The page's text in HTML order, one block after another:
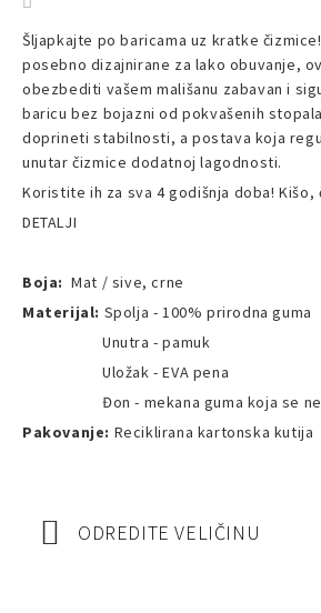
ODREDITE VELIČINU
Šljapkajte po baricama uz kratke
posebno dizajnirane za lako obuvanje,
obezbediti vašem mališanu zabavan i
baricu bez bojazni od pokvašenih
doprineti stabilnosti, a postava koja
unutar čizmice dodatnoj lagodnosti.
Koristite ih za sva 4 godišnja doba! Kišo,
DETALJI
Boja:Mat / sive, crne
Materijal: Spolja - 100% prirodna guma
Unutra - pamuk
Uložak - EVA pena
Đon - mekana guma koja se ne
Pakovanje: Reciklirana kartonska kutija